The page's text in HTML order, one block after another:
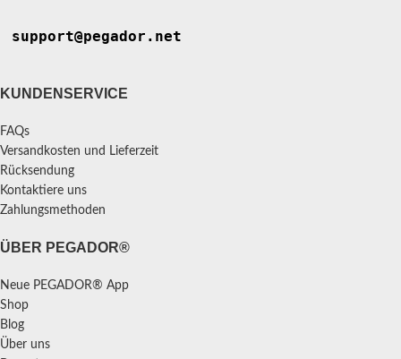
support@pegador.net
KUNDENSERVICE
FAQs
Versandkosten und Lieferzeit
Rücksendung
Kontaktiere uns
Zahlungsmethoden
ÜBER PEGADOR®
Neue PEGADOR® App
Shop
Blog
Über uns